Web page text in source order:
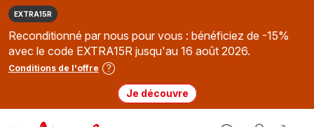
EXTRA15R
Reconditionné par nous pour vous : bénéficiez de -15%
avec le code EXTRA15R jusqu'au 16 août 2026.
Conditions de l'offre
Je découvre